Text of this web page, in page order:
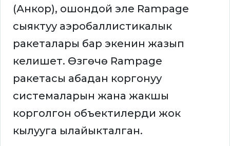
(Анкор), ошондой эле Rampage
сыяктуу аэробаллистикалык
ракеталары бар экенин жазып
келишет. Өзгөчө Rampage
ракетасы абадан коргонуу
системаларын жана жакшы
корголгон объектилерди жок
кылууга ылайыкталган.